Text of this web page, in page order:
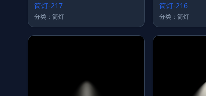
筒灯-217
分类：筒灯
筒灯-216
分类：筒灯